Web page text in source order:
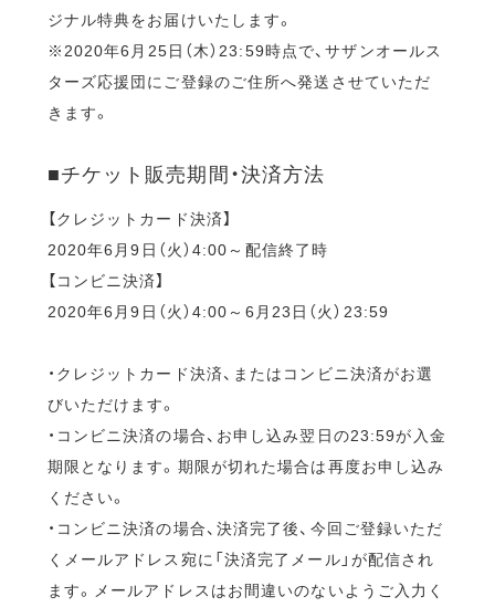
ジナル特典をお届けいたします。
※2020年6月25日（木）23:59時点で、サザンオールス
ターズ応援団にご登録のご住所へ発送させていただ
きます。
■チケット販売期間・決済方法
【クレジットカード決済】
2020年6月9日（火）4:00～配信終了時
【コンビニ決済】
2020年6月9日（火）4:00～6月23日（火）23:59
・クレジットカード決済、またはコンビニ決済がお選
びいただけます。
・コンビニ決済の場合、お申し込み翌日の23:59が入金
期限となります。期限が切れた場合は再度お申し込み
ください。
・コンビニ決済の場合、決済完了後、今回ご登録いただ
くメールアドレス宛に「決済完了メール」が配信され
ます。メールアドレスはお間違いのないようご入力く